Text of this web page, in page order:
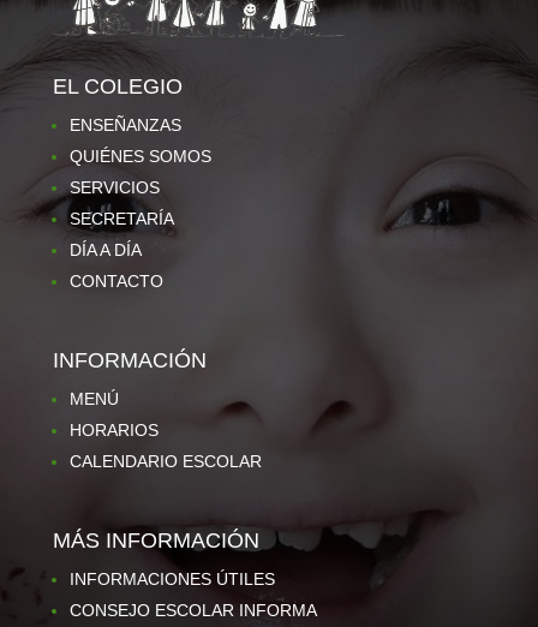
EL COLEGIO
ENSEÑANZAS
QUIÉNES SOMOS
SERVICIOS
SECRETARÍA
DÍA A DÍA
CONTACTO
INFORMACIÓN
MENÚ
HORARIOS
CALENDARIO ESCOLAR
MÁS INFORMACIÓN
INFORMACIONES ÚTILES
CONSEJO ESCOLAR INFORMA